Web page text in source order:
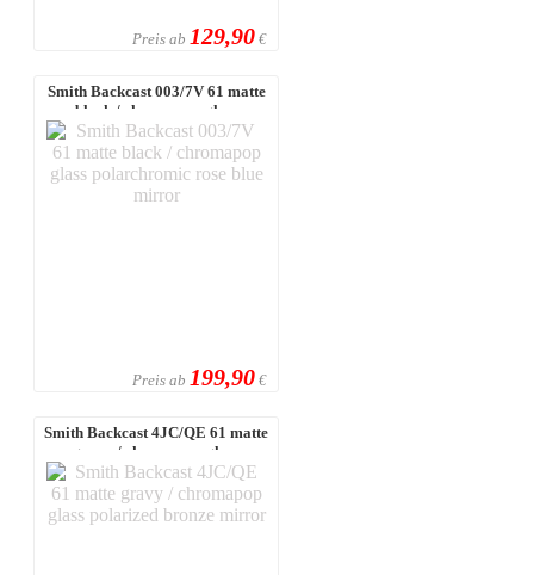
Preis ab 129,90 €
Smith Backcast 003/7V 61 matte
black / chromapop glass
polarchro ...
Preis ab 199,90 €
Smith Backcast 4JC/QE 61 matte
gravy / chromapop glass
polarized ...